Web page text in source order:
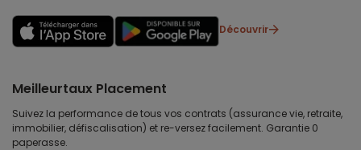
Découvrir
Meilleurtaux Placement
Suivez la performance de tous vos contrats (assurance vie, retraite,
immobilier, défiscalisation) et re-versez facilement. Garantie 0
paperasse.